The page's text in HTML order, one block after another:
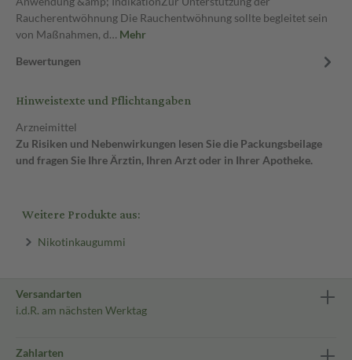
Raucherentwöhnung Die Rauchentwöhnung sollte begleitet sein
von Maßnahmen, d… Mehr
Bewertungen
Hinweistexte und Pflichtangaben
Arzneimittel
Zu Risiken und Nebenwirkungen lesen Sie die Packungsbeilage
und fragen Sie Ihre Ärztin, Ihren Arzt oder in Ihrer Apotheke.
Weitere Produkte aus:
Nikotinkaugummi
Versandarten
i.d.R. am nächsten Werktag
Zahlarten